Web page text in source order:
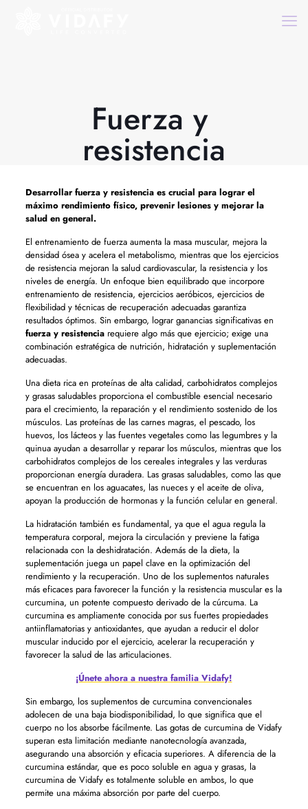
Fuerza y ​​
resistencia
Desarrollarfuerza y ​​resistenciaes crucial para lograr el
máximo rendimiento físico, prevenir lesiones y mejorar la
salud en general.
El entrenamiento de fuerza aumenta la masa muscular, mejora la
densidad ósea y acelera el metabolismo, mientras que los ejercicios
de resistencia mejoran la salud cardiovascular, la resistencia y los
niveles de energía. Un enfoque bien equilibrado que incorpore
entrenamiento de resistencia, ejercicios aeróbicos, ejercicios de
flexibilidad y técnicas de recuperación adecuadas garantiza
resultados óptimos. Sin embargo, lograr ganancias significativas en
fuerza y ​​resistenciarequiere algo más que ejercicio; exige una
combinación estratégica de nutrición, hidratación y suplementación
adecuadas.
Una dieta rica en proteínas de alta calidad, carbohidratos complejos
y grasas saludables proporciona el combustible esencial necesario
para el crecimiento, la reparación y el rendimiento sostenido de los
músculos. Las proteínas de las carnes magras, el pescado, los
huevos, los lácteos y las fuentes vegetales como las legumbres y la
quinua ayudan a desarrollar y reparar los músculos, mientras que los
carbohidratos complejos de los cereales integrales y las verduras
proporcionan energía duradera. Las grasas saludables, como las que
se encuentran en los aguacates, las nueces y el aceite de oliva,
apoyan la producción de hormonas y la función celular en general.
La hidratación también es fundamental, ya que el agua regula la
temperatura corporal, mejora la circulación y previene la fatiga
relacionada con la deshidratación. Además de la dieta, la
suplementación juega un papel clave en la optimización del
rendimiento y la recuperación. Uno de los suplementos naturales
más eficaces para favorecer la función y la resistencia muscular es la
curcumina, un potente compuesto derivado de la cúrcuma. La
curcumina es ampliamente conocida por sus fuertes propiedades
antiinflamatorias y antioxidantes, que ayudan a reducir el dolor
muscular inducido por el ejercicio, acelerar la recuperación y
favorecer la salud de las articulaciones.
¡Únete ahora a nuestra familia Vidafy!
Sin embargo, los suplementos de curcumina convencionales
adolecen de una baja biodisponibilidad, lo que significa que el
cuerpo no los absorbe fácilmente. Las gotas de curcumina de Vidafy
superan esta limitación mediante nanotecnología avanzada,
asegurando una absorción y eficacia superiores. A diferencia de la
curcumina estándar, que es poco soluble en agua y grasas, la
curcumina de Vidafy es totalmente soluble en ambos, lo que
permite una máxima absorción por parte del cuerpo.